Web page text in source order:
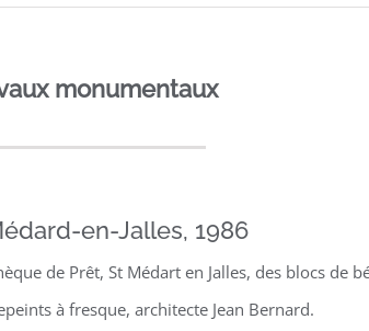
monumentaux
en-Jalles, 1986
de Prêt, St Médart en Jalles, des blocs de
à fresque, architecte Jean Bernard.